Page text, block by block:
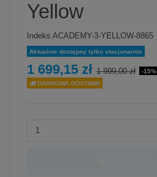
Yellow
Indeks ACADEMY-3-YELLOW-8865
Aktualnie dostępny tylko stacjonarnie
1 699,15 zł 1 999,00 zł
-15%
DARMOWA DOSTAWA